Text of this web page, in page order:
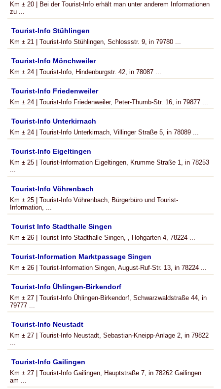
Km ± 20 | Bei der Tourist-Info erhält man unter anderem Informationen
zu ...
Tourist-Info Stühlingen
Km ± 21 | Tourist-Info Stühlingen, Schlossstr. 9, in 79780 ...
Tourist-Info Mönchweiler
Km ± 24 | Tourist-Info, Hindenburgstr. 42, in 78087 ...
Tourist-Info Friedenweiler
Km ± 24 | Tourist-Info Friedenweiler, Peter-Thumb-Str. 16, in 79877 ...
Tourist-Info Unterkirnach
Km ± 24 | Tourist-Info Unterkirnach, Villinger Straße 5, in 78089 ...
Tourist-Info Eigeltingen
Km ± 25 | Tourist-Information Eigeltingen, Krumme Straße 1, in 78253
...
Tourist-Info Vöhrenbach
Km ± 25 | Tourist-Info Vöhrenbach, Bürgerbüro und Tourist-
Information, ...
Tourist Info Stadthalle Singen
Km ± 26 | Tourist Info Stadthalle Singen, , Hohgarten 4, 78224 ...
Tourist-Information Marktpassage Singen
Km ± 26 | Tourist-Information Singen, August-Ruf-Str. 13, in 78224 ...
Tourist-Info Ühlingen-Birkendorf
Km ± 27 | Tourist-Info Ühlingen-Birkendorf, Schwarzwaldstraße 44, in
79777 ...
Tourist-Info Neustadt
Km ± 27 | Tourist-Info Neustadt, Sebastian-Kneipp-Anlage 2, in 79822
...
Tourist-Info Gailingen
Km ± 27 | Tourist-Info Gailingen, Hauptstraße 7, in 78262 Gailingen
am ...